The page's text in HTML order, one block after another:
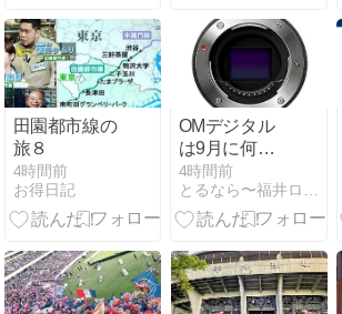
を見たい？
田園都市線の
旅８
4時間前
お得日記
OMデジタル
は9月に何ら
かの発表を計
画している？
4時間前
とるなら〜福井ロケハン道中記〜